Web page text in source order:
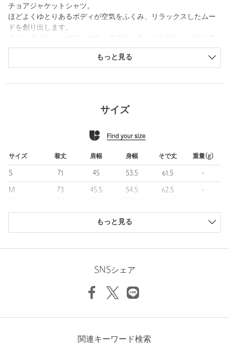
チョアジャケットシャツ。
ほどよくゆとりあるボディが空気をふくみ、リラックスしたムー
ドを創り出します。
ンカラーが品の良さをプラスします。
シャツ以上アウター未満の軽快さとジャケットの代わりとなると
やわらかく軽やかなデニムツイル地を使用。
製品でブリーチ加工を施すことで、表情のある色合いと上品なア
不規則な節が素朴な風合いを生み出し、涼し気な雰囲気と立体感
■コーディネート
また、スラックスなどきれいめなボトムスと合わせ、大人っぽい
ほどよくゆったりとしたシルエットがリラックスしたスタイルを
============================
【注意事項】
場合は、使用前に必ずご確認ください。
もっと見る
サイズ
Find your size
サイズ 着丈 肩幅 身幅 そで丈 重量(g)
S 71 45 53.5 61.5 -
M 73 45.5 54.5 62.5 -
47.5 57.5
Sleeve length
Width 54.5cm
45.5cm
もっと見る
SNSシェア
関連キーワード検索